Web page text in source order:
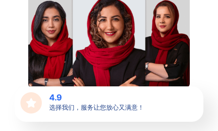
4.9
选择我们，服务让您放心又满意！